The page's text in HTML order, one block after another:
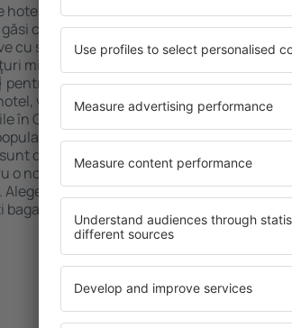
hoteluri disponibile în Gais, astfel încât
cazare potrivită nevoilor sale. Preferați
cu standarde ȋnalte sau preferați hoteluri
mici? Cu ajutorul nostru puteți rezerva
pentru orice buget! Selectați destinația şi
verificați metodele de plată și opțiunile
în Gais sunt situate atât aproape de
cât și puțin mai departe de
disponibile pentru o vacanță lungă sau
o noapte atunci când doriţi să vizitaţi şi alte
Alegeți hotelul care vi se potriveşte și
pentru o vacanţă sau călătorie de